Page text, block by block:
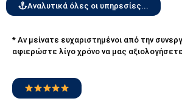
Αναλυτικά όλες οι υπηρεσίες...
* Αν μείνατε ευχαριστημένοι από την
αφιερώστε λίγο χρόνο να μας